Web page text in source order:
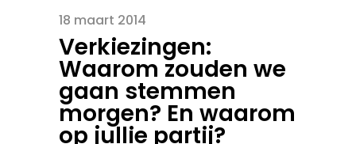
18 maart 2014
Verkiezingen:
Waarom zouden we
gaan stemmen
morgen? En waarom
op jullie partij?